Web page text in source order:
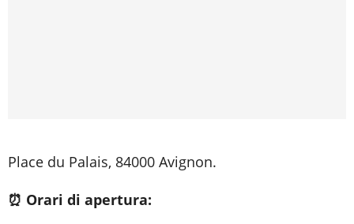
Place du Palais, 84000 Avignon.
⏰ Orari di apertura: